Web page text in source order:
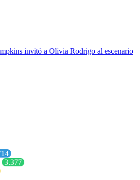
invitó a Olivia Rodrigo al escenario
3.377